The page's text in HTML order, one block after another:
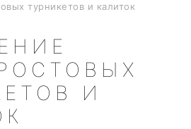
турникетов и калиток
И